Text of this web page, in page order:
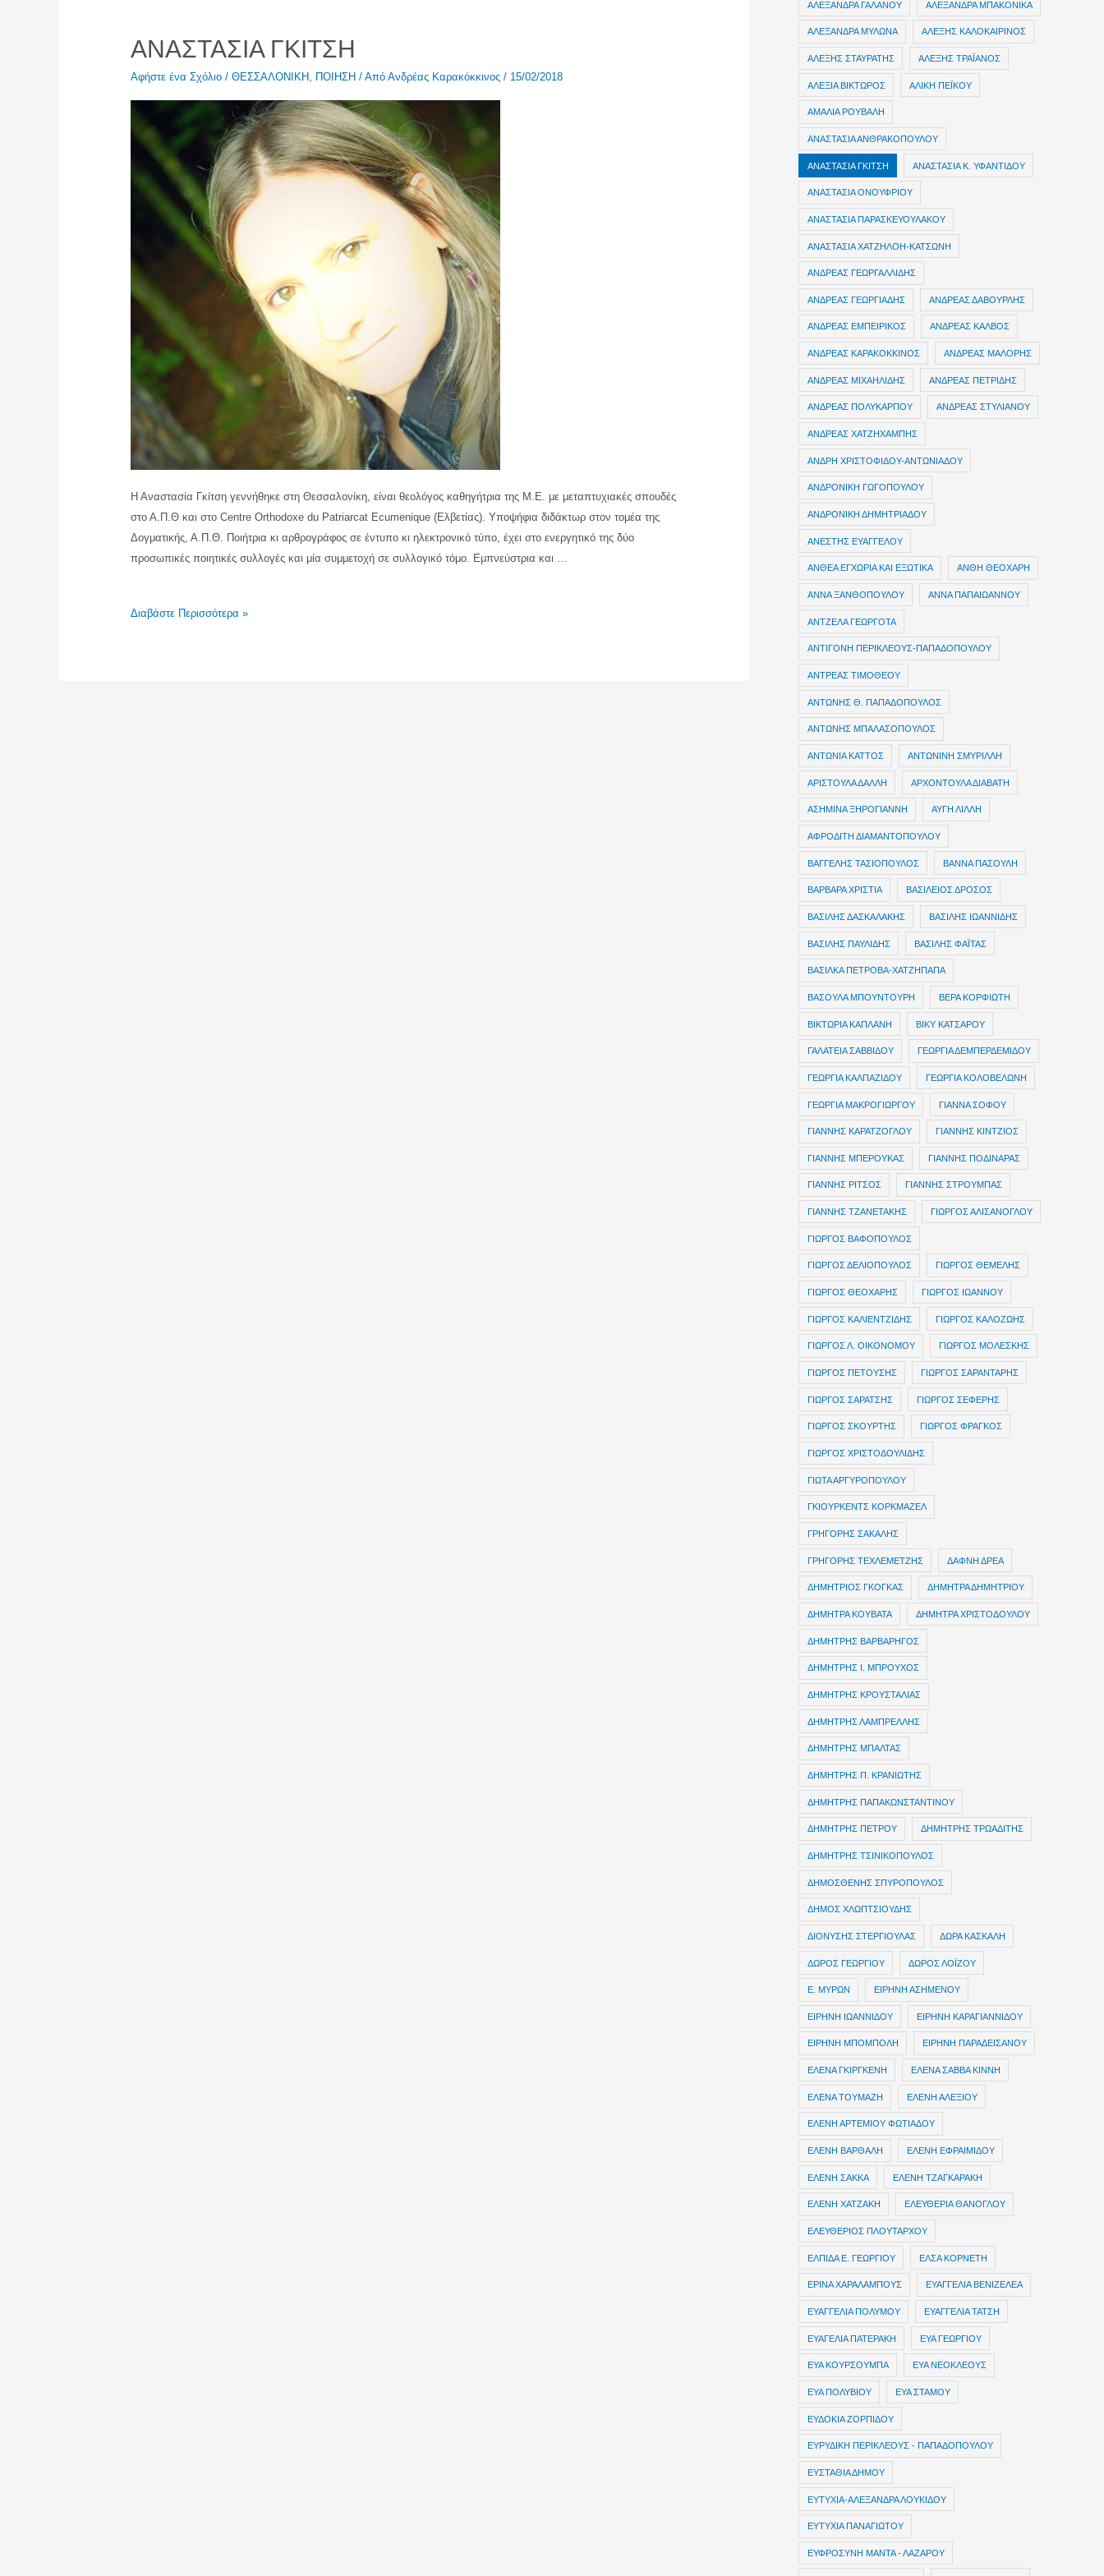
ΑΝΑΣΤΑΣΙΑ ΓΚΙΤΣΗ
Αφήστε ένα Σχόλιο / ΘΕΣΣΑΛΟΝΙΚΗ, ΠΟΙΗΣΗ/ Από Ανδρέας Καρακόκκινος / 15/02/2018
Η Αναστασία Γκίτση γεννήθηκε στη Θεσσαλονίκη, είναι θεολόγος καθηγήτρια της Μ.Ε. με μεταπτυχιακές σπουδές
στο Α.Π.Θ και στο Centre Orthodoxe du Patriarcat Εcumenique (Ελβετίας). Υποψήφια διδάκτωρ στον τομέα της
Δογματικής, Α.Π.Θ. Ποιήτρια κι αρθρογράφος σε έντυπο κι ηλεκτρονικό τύπο, έχει στο ενεργητικό της δύο
προσωπικές ποιητικές συλλογές και μία συμμετοχή σε συλλογικό τόμο. Εμπνεύστρια και …
ΑΝΑΣΤΑΣΙΑ
Διαβάστε Περισσότερα »
ΑΛΕΞΑΝΔΡΑ ΓΑΛΑΝΟΥ ΑΛΕΞΑΝΔΡΑ ΜΠΑΚΟΝΙΚΑ
ΑΛΕΞΑΝΔΡΑ ΜΥΛΩΝΑ ΑΛΕΞΗΣ ΚΑΛΟΚΑΙΡΙΝΟΣ
ΑΛΕΞΗΣ ΣΤΑΥΡΑΤΗΣ ΑΛΕΞΗΣ ΤΡΑΪΑΝΟΣ
ΑΛΕΞΙΑ ΒΙΚΤΩΡΟΣ ΑΛΙΚΗ ΠΕΪΚΟΥ
ΑΜΑΛΙΑ ΡΟΥΒΑΛΗ
ΑΝΑΣΤΑΣΙΑ ΑΝΘΡΑΚΟΠΟΥΛΟΥ
ΑΝΑΣΤΑΣΙΑ ΓΚΙΤΣΗ ΑΝΑΣΤΑΣΙΑ Κ. ΥΦΑΝΤΙΔΟΥ
ΑΝΑΣΤΑΣΙΑ ΟΝΟΥΦΡΙΟΥ
ΑΝΑΣΤΑΣΙΑ ΠΑΡΑΣΚΕΥΟΥΛΑΚΟΥ
ΑΝΑΣΤΑΣΙΑ ΧΑΤΖΗΛΟΗ-ΚΑΤΣΩΝΗ
ΑΝΔΡΕΑΣ ΓΕΩΡΓΑΛΛΙΔΗΣ
ΑΝΔΡΕΑΣ ΓΕΩΡΓΙΑΔΗΣ ΑΝΔΡΕΑΣ ΔΑΒΟΥΡΛΗΣ
ΑΝΔΡΕΑΣ ΕΜΠΕΙΡΙΚΟΣ ΑΝΔΡΕΑΣ ΚΑΛΒΟΣ
ΑΝΔΡΕΑΣ ΚΑΡΑΚΟΚΚΙΝΟΣ ΑΝΔΡΕΑΣ ΜΑΛΟΡΗΣ
ΑΝΔΡΕΑΣ ΜΙΧΑΗΛΙΔΗΣ ΑΝΔΡΕΑΣ ΠΕΤΡΙΔΗΣ
ΑΝΔΡΕΑΣ ΠΟΛΥΚΑΡΠΟΥ ΑΝΔΡΕΑΣ ΣΤΥΛΙΑΝΟΥ
ΑΝΔΡΕΑΣ ΧΑΤΖΗΧΑΜΠΗΣ
ΑΝΔΡΗ ΧΡΙΣΤΟΦΙΔΟΥ-ΑΝΤΩΝΙΑΔΟΥ
ΑΝΔΡΟΝΙΚΗ ΓΩΓΟΠΟΥΛΟΥ
ΑΝΔΡΟΝΙΚΗ ΔΗΜΗΤΡΙΑΔΟΥ
ΑΝΕΣΤΗΣ ΕΥΑΓΓΕΛΟΥ
ΑΝΘΕΑ ΕΓΧΩΡΙΑ ΚΑΙ ΕΞΩΤΙΚΑ ΑΝΘΗ ΘΕΟΧΑΡΗ
ΑΝΝΑ ΞΑΝΘΟΠΟΥΛΟΥ ΑΝΝΑ ΠΑΠΑΙΩΑΝΝΟΥ
ΑΝΤΖΕΛΑ ΓΕΩΡΓΟΤΑ
ΑΝΤΙΓΟΝΗ ΠΕΡΙΚΛΕΟΥΣ-ΠΑΠΑΔΟΠΟΥΛΟΥ
ΑΝΤΡΕΑΣ ΤΙΜΟΘΕΟΥ
ΑΝΤΩΝΗΣ Θ. ΠΑΠΑΔΟΠΟΥΛΟΣ
ΑΝΤΩΝΗΣ ΜΠΑΛΑΣΟΠΟΥΛΟΣ
ΑΝΤΩΝΙΑ ΚΑΤΤΟΣ ΑΝΤΩΝΙΝΗ ΣΜΥΡΙΛΛΗ
ΑΡΙΣΤΟΥΛΑ ΔΑΛΛΗ ΑΡΧΟΝΤΟΥΛΑ ΔΙΑΒΑΤΗ
ΑΣΗΜΙΝΑ ΞΗΡΟΓΙΑΝΝΗ ΑΥΓΗ ΛΙΛΛΗ
ΑΦΡΟΔΙΤΗ ΔΙΑΜΑΝΤΟΠΟΥΛΟΥ
ΒΑΓΓΕΛΗΣ ΤΑΣΙΟΠΟΥΛΟΣ ΒΑΝΝΑ ΠΑΣΟΥΛΗ
ΒΑΡΒΑΡΑ ΧΡΙΣΤΙΑ ΒΑΣΙΛΕΙΟΣ ΔΡΟΣΟΣ
ΒΑΣΙΛΗΣ ΔΑΣΚΑΛΑΚΗΣ ΒΑΣΙΛΗΣ ΙΩΑΝΝΙΔΗΣ
ΒΑΣΙΛΗΣ ΠΑΥΛΙΔΗΣ ΒΑΣΙΛΗΣ ΦΑΪΤΑΣ
ΒΑΣΙΛΚΑ ΠΕΤΡΟΒΑ-ΧΑΤΖΗΠΑΠΑ
ΒΑΣΟΥΛΑ ΜΠΟΥΝΤΟΥΡΗ ΒΕΡΑ ΚΟΡΦΙΩΤΗ
ΒΙΚΤΩΡΙΑ ΚΑΠΛΑΝΗ ΒΙΚΥ ΚΑΤΣΑΡΟΥ
ΓΑΛΑΤΕΙΑ ΣΑΒΒΙΔΟΥ ΓΕΩΡΓΙΑ ΔΕΜΠΕΡΔΕΜΙΔΟΥ
ΓΕΩΡΓΙΑ ΚΑΛΠΑΖΙΔΟΥ ΓΕΩΡΓΙΑ ΚΟΛΟΒΕΛΩΝΗ
ΓΕΩΡΓΙΑ ΜΑΚΡΟΓΙΩΡΓΟΥ ΓΙΑΝΝΑ ΣΟΦΟΥ
ΓΙΑΝΝΗΣ ΚΑΡΑΤΖΟΓΛΟΥ ΓΙΑΝΝΗΣ ΚΙΝΤΖΙΟΣ
ΓΙΑΝΝΗΣ ΜΠΕΡΟΥΚΑΣ ΓΙΑΝΝΗΣ ΠΟΔΙΝΑΡΑΣ
ΓΙΑΝΝΗΣ ΡΙΤΣΟΣ ΓΙΑΝΝΗΣ ΣΤΡΟΥΜΠΑΣ
ΓΙΑΝΝΗΣ ΤΖΑΝΕΤΑΚΗΣ ΓΙΩΡΓΟΣ ΑΛΙΣΑΝΟΓΛΟΥ
ΓΙΩΡΓΟΣ ΒΑΦΟΠΟΥΛΟΣ
ΓΙΩΡΓΟΣ ΔΕΛΙΟΠΟΥΛΟΣ ΓΙΩΡΓΟΣ ΘΕΜΕΛΗΣ
ΓΙΩΡΓΟΣ ΘΕΟΧΑΡΗΣ ΓΙΩΡΓΟΣ ΙΩΑΝΝΟΥ
ΓΙΩΡΓΟΣ ΚΑΛΙΕΝΤΖΙΔΗΣ ΓΙΩΡΓΟΣ ΚΑΛΟΖΩΗΣ
ΓΙΩΡΓΟΣ Λ. ΟΙΚΟΝΟΜΟΥ ΓΙΩΡΓΟΣ ΜΟΛΕΣΚΗΣ
ΓΙΩΡΓΟΣ ΠΕΤΟΥΣΗΣ ΓΙΩΡΓΟΣ ΣΑΡΑΝΤΑΡΗΣ
ΓΙΩΡΓΟΣ ΣΑΡΑΤΣΗΣ ΓΙΩΡΓΟΣ ΣΕΦΕΡΗΣ
ΓΙΩΡΓΟΣ ΣΚΟΥΡΤΗΣ ΓΙΩΡΓΟΣ ΦΡΑΓΚΟΣ
ΓΙΩΡΓΟΣ ΧΡΙΣΤΟΔΟΥΛΙΔΗΣ
ΓΙΩΤΑ ΑΡΓΥΡΟΠΟΥΛΟΥ
ΓΚΙΟΥΡΚΕΝΤΣ ΚΟΡΚΜΑΖΕΛ
ΓΡΗΓΟΡΗΣ ΣΑΚΑΛΗΣ
ΓΡΗΓΟΡΗΣ ΤΕΧΛΕΜΕΤΖΗΣ ΔΑΦΝΗ ΔΡΕΑ
ΔΗΜΗΤΡIOΣ ΓΚΟΓΚΑΣ ΔΗΜΗΤΡΑ ΔΗΜΗΤΡΙΟΥ
ΔΗΜΗΤΡΑ ΚΟΥΒΑΤΑ ΔΗΜΗΤΡΑ ΧΡΙΣΤΟΔΟΥΛΟΥ
ΔΗΜΗΤΡΗΣ ΒΑΡΒΑΡΗΓΟΣ
ΔΗΜΗΤΡΗΣ Ι. ΜΠΡΟΥΧΟΣ
ΔΗΜΗΤΡΗΣ ΚΡΟΥΣΤΑΛΙΑΣ
ΔΗΜΗΤΡΗΣ ΛΑΜΠΡΕΛΛΗΣ
ΔΗΜΗΤΡΗΣ ΜΠΑΛΤΑΣ
ΔΗΜΗΤΡΗΣ Π. ΚΡΑΝΙΩΤΗΣ
ΔΗΜΗΤΡΗΣ ΠΑΠΑΚΩΝΣΤΑΝΤΙΝΟΥ
ΔΗΜΗΤΡΗΣ ΠΕΤΡΟΥ ΔΗΜΗΤΡΗΣ ΤΡΩΑΔΙΤΗΣ
ΔΗΜΗΤΡΗΣ ΤΣΙΝΙΚΟΠΟΥΛΟΣ
ΔΗΜΟΣΘΕΝΗΣ ΣΠΥΡΟΠΟΥΛΟΣ
ΔΗΜΟΣ ΧΛΩΠΤΣΙΟΥΔΗΣ
ΔΙΟΝΥΣΗΣ ΣΤΕΡΓΙΟΥΛΑΣ ΔΩΡΑ ΚΑΣΚΑΛΗ
ΔΩΡΟΣ ΓΕΩΡΓΙΟΥ ΔΩΡΟΣ ΛΟΪΖΟΥ
Ε. ΜΥΡΩΝ ΕΙΡΗΝΗ ΑΣΗΜΕΝΟΥ
ΕΙΡΗΝΗ ΙΩΑΝΝΙΔΟΥ ΕΙΡΗΝΗ ΚΑΡΑΓΙΑΝΝΙΔΟΥ
ΕΙΡΗΝΗ ΜΠΟΜΠΟΛΗ ΕΙΡΗΝΗ ΠΑΡΑΔΕΙΣΑΝΟΥ
ΕΛΕΝΑ ΓΚΙΡΓΚΕΝΗ ΕΛΕΝΑ ΣΑΒΒΑ ΚΙΝΝΗ
ΕΛΕΝΑ ΤΟΥΜΑΖΗ ΕΛΕΝΗ ΑΛΕΞΙΟΥ
ΕΛΕΝΗ ΑΡΤΕΜΙΟΥ ΦΩΤΙΑΔΟΥ
ΕΛΕΝΗ ΒΑΡΘΑΛΗ ΕΛΕΝΗ ΕΦΡΑΙΜΙΔΟΥ
ΕΛΕΝΗ ΣΑΚΚΑ ΕΛΕΝΗ ΤΖΑΓΚΑΡΑΚΗ
ΕΛΕΝΗ ΧΑΤΖΑΚΗ ΕΛΕΥΘΕΡΙΑ ΘΑΝΟΓΛΟΥ
ΕΛΕΥΘΕΡΙΟΣ ΠΛΟΥΤΑΡΧΟΥ
ΕΛΠΙΔΑ Ε. ΓΕΩΡΓΙΟΥ ΕΛΣΑ ΚΟΡΝΕΤΗ
ΕΡΙΝΑ ΧΑΡΑΛΑΜΠΟΥΣ ΕΥΑΓΓΕΛΙΑ ΒΕΝΙΖΕΛΕΑ
ΕΥΑΓΓΕΛΙΑ ΠΟΛΥΜΟΥ ΕΥΑΓΓΕΛΙΑ ΤΑΤΣΗ
ΕΥΑΓΕΛΙΑ ΠΑΤΕΡΑΚΗ ΕΥΑ ΓΕΩΡΓΙΟΥ
ΕΥΑ ΚΟΥΡΣΟΥΜΠΑ ΕΥΑ ΝΕΟΚΛΕΟΥΣ
ΕΥΑ ΠΟΛΥΒΙΟΥ ΕΥΑ ΣΤΑΜΟΥ
ΕΥΔΟΚΙΑ ΖΟΡΠΙΔΟΥ
ΕΥΡΥΔΙΚΗ ΠΕΡΙΚΛΕΟΥΣ - ΠΑΠΑΔΟΠΟΥΛΟΥ
ΕΥΣΤΑΘΙΑ ΔΗΜΟΥ
ΕΥΤΥΧΙΑ-ΑΛΕΞΑΝΔΡΑ ΛΟΥΚΙΔΟΥ
ΕΥΤΥΧΙΑ ΠΑΝΑΓΙΩΤΟΥ
ΕΥΦΡΟΣΥΝΗ ΜΑΝΤΑ - ΛΑΖΑΡΟΥ